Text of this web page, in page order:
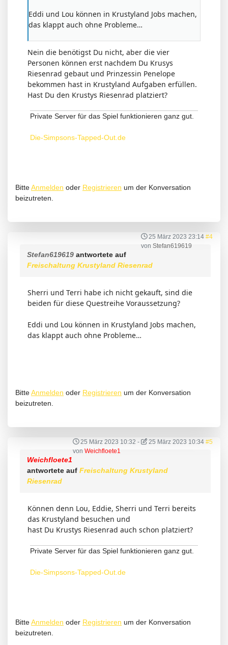
Eddi und Lou können in Krustyland Jobs machen,
das klappt auch ohne Probleme…
Nein die benötigst Du nicht, aber die vier
Personen können erst nachdem Du Krusys
Riesenrad gebaut und Prinzessin Penelope
bekommen hast in Krustyland Aufgaben erfüllen.
Hast Du den Krustys Riesenrad platziert?
Private Server für das Spiel funktionieren ganz gut.
Die-Simpsons-Tapped-Out.de
BitteAnmelden oder Registrieren um der Konversation
beizutreten.
25 März 2023 23:14 #4
von Stefan619619
Stefan619619 antwortete auf
Freischaltung Krustyland Riesenrad
Sherri und Terri habe ich nicht gekauft, sind die
beiden für diese Questreihe Voraussetzung?
Eddi und Lou können in Krustyland Jobs machen,
das klappt auch ohne Probleme…
BitteAnmelden oder Registrieren um der Konversation
beizutreten.
25 März 2023 10:32 - 25 März 2023 10:34 #5
von Weichfloete1
Weichfloete1
antwortete auf Freischaltung Krustyland
Riesenrad
Können denn Lou, Eddie, Sherri und Terri bereits
das Krustyland besuchen und
hast Du Krustys Riesenrad auch schon platziert?
Private Server für das Spiel funktionieren ganz gut.
Die-Simpsons-Tapped-Out.de
BitteAnmelden oder Registrieren um der Konversation
beizutreten.